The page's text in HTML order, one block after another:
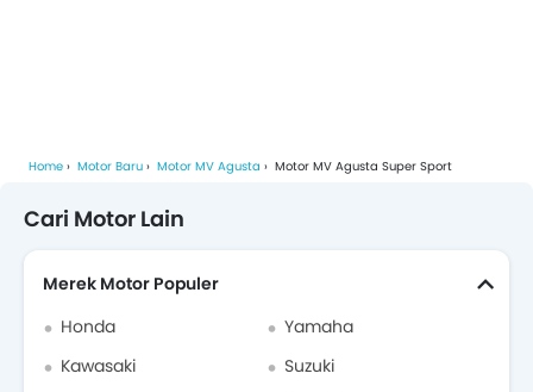
Home Motor Baru Motor MV Agusta Motor MV Agusta Super Sport
Cari Motor Lain
Merek Motor Populer
Honda
Yamaha
Kawasaki
Suzuki